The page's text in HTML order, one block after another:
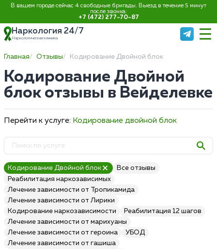
В вашем городе сейчас 4 свободные бригады. Выезд в течение 5 минут
после звонка:
+7 (472) 277-70-87
Наркология 24/7
Наркологическая клиника
Главная Отзывы Кодирование Двойной блок
Кодирование Двойной
блок отзывы в Вейделевке
Перейти к услуге: Кодирование двойной блок
Кодирование Двойной блок
Все отзывы
Реабилитация наркозависимых
Лечение зависимости от Тропикамида
Лечение зависимости от Лирики
Кодирование наркозависимости
Реабилитация 12 шагов
Лечение зависимости от марихуаны
Лечение зависимости от героина
УБОД
Лечение зависимости от гашиша